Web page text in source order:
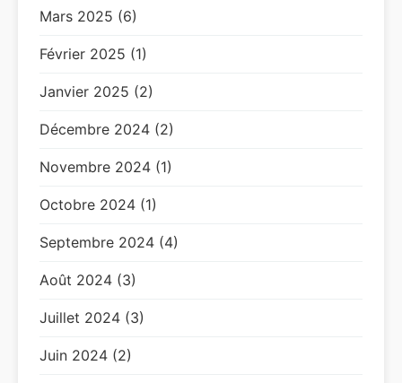
Mars 2025 (6)
Février 2025 (1)
Janvier 2025 (2)
Décembre 2024 (2)
Novembre 2024 (1)
Octobre 2024 (1)
Septembre 2024 (4)
Août 2024 (3)
Juillet 2024 (3)
Juin 2024 (2)